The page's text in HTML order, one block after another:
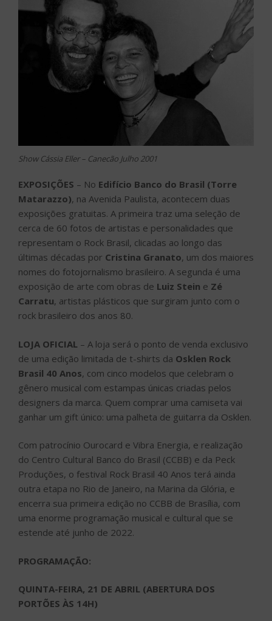
Show Cássia Eller – Canecão Julho 2001
EXPOSIÇÕES – No Edifício Banco do Brasil (Torre
Matarazzo), na Avenida Paulista, acontecem duas
exposições gratuitas. A primeira traz uma seleção de
cerca de 60 fotos de artistas e personalidades que
representam o Rock Brasil, clicadas ao longo das
últimas décadas por Cristina Granato, um dos maiores
nomes do fotojornalismo brasileiro. A segunda é uma
exposição de arte com obras de Luiz Stein e Zé
Carratu, artistas plásticos que surgiram junto com o
rock brasileiro dos anos 80.
LOJA OFICIAL – A loja será o ponto de venda exclusivo
de uma edição limitada de t-shirts da Osklen Rock
Brasil 40 Anos, com cinco modelos que celebram o
gênero musical com estampas únicas criadas pelos
designers da marca. Quem comprar uma camiseta vai
ganhar um gift único: uma palheta de guitarra da Osklen.
Com patrocínio Ourocard e Vibra Energia, e realização
do Centro Cultural Banco do Brasil (CCBB) e da Peck
Produções, o festival Rock Brasil 40 Anos terá ainda
outra etapa no Rio de Janeiro, na Marina da Glória, e
encerra sua primeira edição no CCBB de Brasília, com
uma enorme programação musical e cultural que se
estende até junho de 2022.
PROGRAMAÇÃO:
QUINTA-FEIRA, 21 DE ABRIL (ABERTURA DOS
PORTÕES ÀS 14H)